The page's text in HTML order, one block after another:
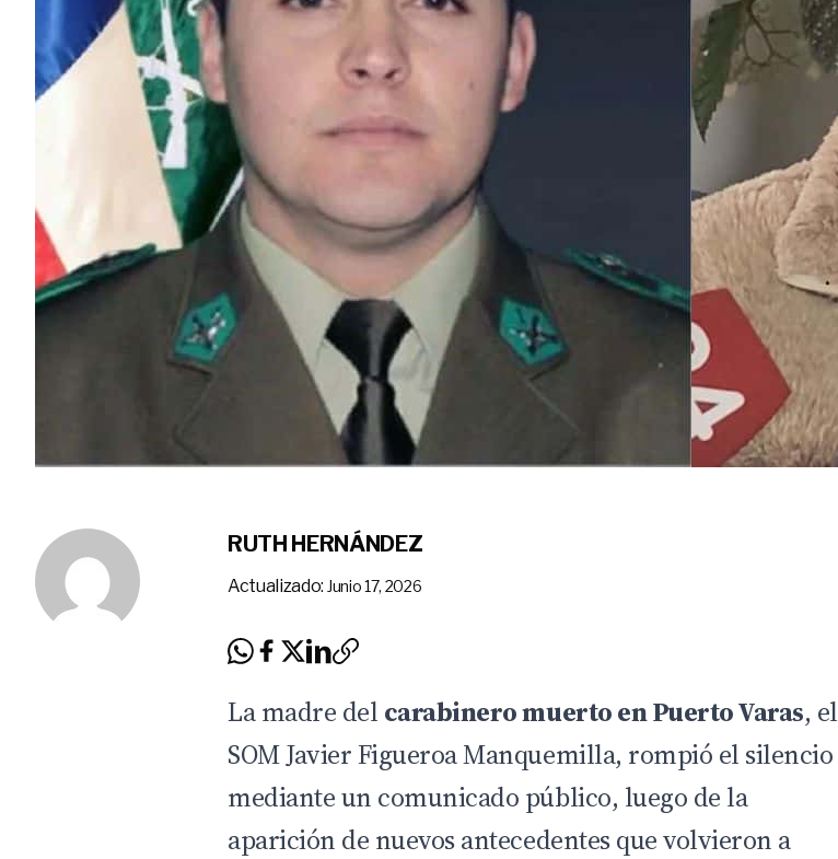
RUTH HERNÁNDEZ
Actualizado: Junio 17, 2026
La madre del carabinero muerto en Puerto Varas, el
SOM Javier Figueroa Manquemilla, rompió el silencio
mediante un comunicado público, luego de la
aparición de nuevos antecedentes que volvieron a